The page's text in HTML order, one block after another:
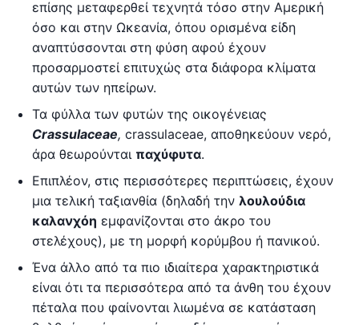
επίσης μεταφερθεί τεχνητά τόσο στην Αμερική
όσο και στην Ωκεανία, όπου ορισμένα είδη
αναπτύσσονται στη φύση αφού έχουν
προσαρμοστεί επιτυχώς στα διάφορα κλίματα
αυτών των ηπείρων.
Τα φύλλα των φυτών της οικογένειας
Crassulaceae, crassulaceae, αποθηκεύουν νερό,
άρα θεωρούνται παχύφυτα.
Επιπλέον, στις περισσότερες περιπτώσεις, έχουν
μια τελική ταξιανθία (δηλαδή την λουλούδια
καλανχόη εμφανίζονται στο άκρο του
στελέχους), με τη μορφή κορύμβου ή πανικού.
Ένα άλλο από τα πιο ιδιαίτερα χαρακτηριστικά
είναι ότι τα περισσότερα από τα άνθη του έχουν
πέταλα που φαίνονται λιωμένα σε κατάσταση